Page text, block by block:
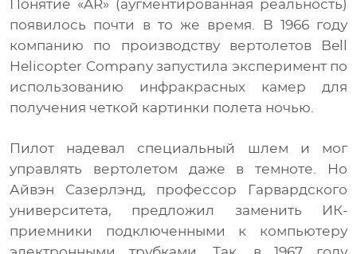
Понятие «AR» (аугментированная реальность)
появилось почти в то же время. В 1966 году
компанию по производству вертолетов Bell
Helicopter Company запустила эксперимент по
использованию инфракрасных камер для
получения четкой картинки полета ночью.
Пилот надевал специальный шлем и мог
управлять вертолетом даже в темноте. Но
Айвэн Сазерлэнд, профессор Гарвардского
университета, предложил заменить ИК-
приемники подключенными к компьютеру